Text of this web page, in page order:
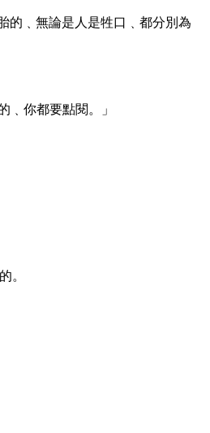
的﹑無論是人是牲口﹑都分別為
﹑你都要點閱。」
。